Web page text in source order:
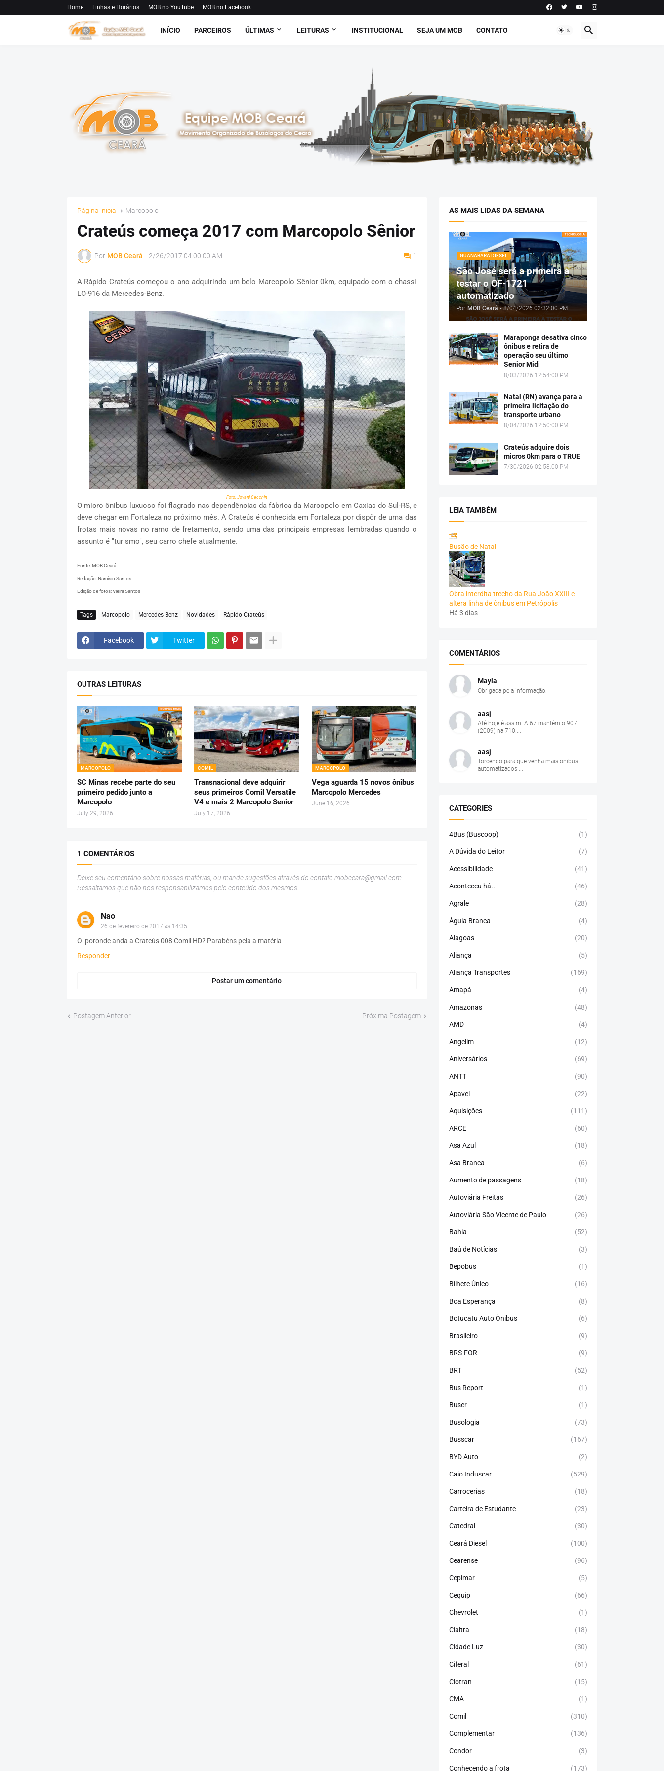
Home Linhas e Horários MOB no YouTube MOB no Facebook
INÍCIO PARCEIROS ÚLTIMAS LEITURAS INSTITUCIONAL SEJA UM MOB CONTATO
Página inicial Marcopolo
Crateús começa 2017 com Marcopolo Sênior
Por MOB Ceará - 2/26/2017 04:00:00 AM 1
A Rápido Crateús começou o ano adquirindo um belo Marcopolo Sênior 0km, equipado com o chassi
LO-916 da Mercedes-Benz.
Foto: Jovani Cecchin
O micro ônibus luxuoso foi flagrado nas dependências da fábrica da Marcopolo em Caxias do Sul-RS, e
deve chegar em Fortaleza no próximo mês. A Crateús é conhecida em Fortaleza por dispôr de uma das
frotas mais novas no ramo de fretamento, sendo uma das principais empresas lembradas quando o
assunto é "turismo", seu carro chefe atualmente.
Fonte: MOB Ceará
Redação: Narcísio Santos
Edição de fotos: Vieira Santos
Tags Marcopolo Mercedes Benz Novidades Rápido Crateús
Facebook Twitter
OUTRAS LEITURAS
MARCOPOLO
SC Minas recebe parte do seu
primeiro pedido junto a
Marcopolo
July 29, 2026
COMIL
Transnacional deve adquirir
seus primeiros Comil Versatile
V4 e mais 2 Marcopolo Senior
July 17, 2026
MARCOPOLO
Vega aguarda 15 novos ônibus
Marcopolo Mercedes
June 16, 2026
1 COMENTÁRIOS
Deixe seu comentário sobre nossas matérias, ou mande sugestões através do contato mobceara@gmail.com.
Ressaltamos que não nos responsabilizamos pelo conteúdo dos mesmos.
Nao
26 de fevereiro de 2017 às 14:35
Oi poronde anda a Crateús 008 Comil HD? Parabéns pela a matéria
Responder
Postar um comentário
Postagem Anterior Próxima Postagem
AS MAIS LIDAS DA SEMANA
GUANABARA DIESEL
São José será a primeira a
testar o OF-1721
automatizado
Por MOB Ceará - 8/04/2026 02:32:00 PM
Maraponga desativa cinco
ônibus e retira de
operação seu último
Senior Midi
8/03/2026 12:54:00 PM
Natal (RN) avança para a
primeira licitação do
transporte urbano
8/04/2026 12:50:00 PM
Crateús adquire dois
micros 0km para o TRUE
7/30/2026 02:58:00 PM
LEIA TAMBÉM
Busão de Natal
Obra interdita trecho da Rua João XXIII e
altera linha de ônibus em Petrópolis
Há 3 dias
COMENTÁRIOS
Mayla
Obrigada pela informação.
aasj
Até hoje é assim. A 67 mantém o 907
(2009) na 710....
aasj
Torcendo para que venha mais ônibus
automatizados ...
CATEGORIES
4Bus (Buscoop) (1)
A Dúvida do Leitor (7)
Acessibilidade (41)
Aconteceu há.. (46)
Agrale (28)
Águia Branca (4)
Alagoas (20)
Aliança (5)
Aliança Transportes (169)
Amapá (4)
Amazonas (48)
AMD (4)
Angelim (12)
Aniversários (69)
ANTT (90)
Apavel (22)
Aquisições (111)
ARCE (60)
Asa Azul (18)
Asa Branca (6)
Aumento de passagens (18)
Autoviária Freitas (26)
Autoviária São Vicente de Paulo (26)
Bahia (52)
Baú de Notícias (3)
Bepobus (1)
Bilhete Único (16)
Boa Esperança (8)
Botucatu Auto Ônibus (6)
Brasileiro (9)
BRS-FOR (9)
BRT (52)
Bus Report (1)
Buser (1)
Busologia (73)
Busscar (167)
BYD Auto (2)
Caio Induscar (529)
Carrocerias (18)
Carteira de Estudante (23)
Catedral (30)
Ceará Diesel (100)
Cearense (96)
Cepimar (5)
Cequip (66)
Chevrolet (1)
Cialtra (18)
Cidade Luz (30)
Ciferal (61)
Clotran (15)
CMA (1)
Comil (310)
Complementar (136)
Condor (3)
Conhecendo a frota (173)